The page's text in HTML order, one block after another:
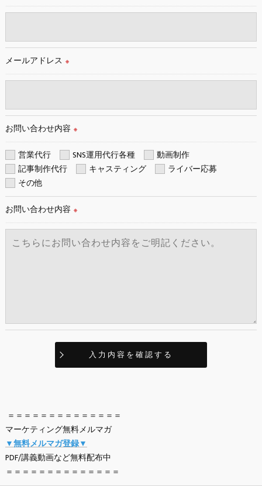
当社では、個人情報の漏洩等がなされないよう、適切に安全管
理対策を実施します。
をご提供できない場合がございますので予めご了承ください。
当社では、お客様の個人情報の開示･訂正･削除・利用停止の手
続を定めさせて頂いております。
ご本人である事を確認のうえ、対応させて頂きます。
個人情報の開示･訂正･削除・利用停止の具体的手続きにつきま
しては、お電話でお問合せ下さい。
メールアドレス ※
お問い合わせ内容 ※
営業代行 SNS運用代行各種
動画制作
記事制作代行
キャスティング
ライバー応募
その他
お問い合わせ内容 ※
＝＝＝＝＝＝＝＝＝＝＝＝＝＝
マーケティング無料メルマガ
▼無料メルマガ登録▼
PDF/講義動画など無料配布中
＝＝＝＝＝＝＝＝＝＝＝＝＝＝